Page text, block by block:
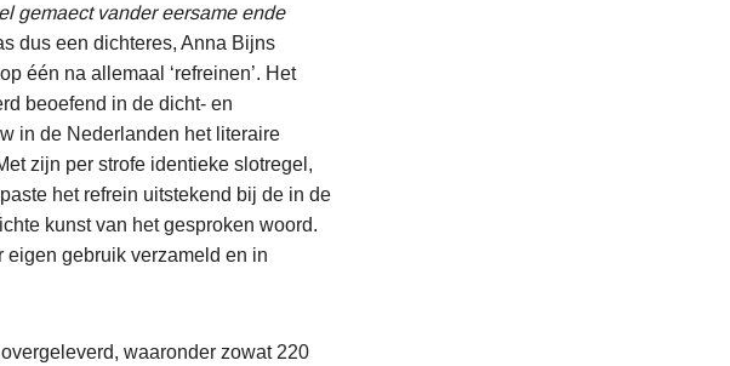
gemaect vander eersame ende
dus een dichteres, Anna Bijns
één na allemaal ‘refreinen’. Het
beoefend in de dicht- en
in de Nederlanden het literaire
zijn per strofe identieke slotregel,
het refrein uitstekend bij de in de
kunst van het gesproken woord.
eigen gebruik verzameld en in
waaronder zowat 220